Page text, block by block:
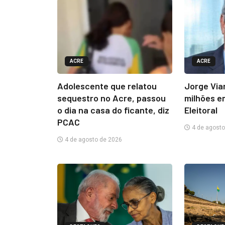
ACRE
Adolescente que relatou
sequestro no Acre, passou
o dia na casa do ficante, diz
PCAC
4 de agosto de 2026
ACRE
Jorge
milhões
Eleitoral
4 de